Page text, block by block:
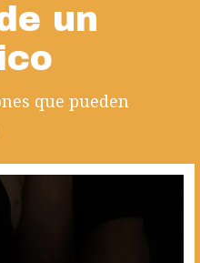
un
que pueden